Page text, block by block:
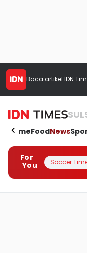
Baca artikel IDN
HomeFoodNews
For
You
Soccer